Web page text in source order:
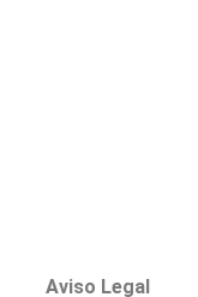
Aviso Legal